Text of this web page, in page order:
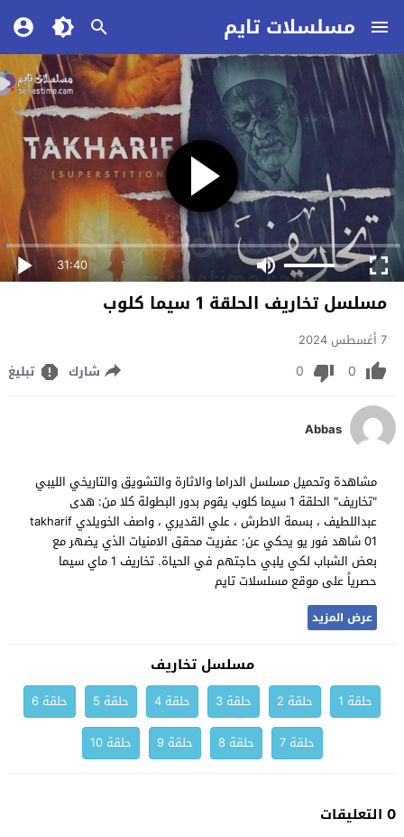
مسلسلات تايم
31:40
مسلسل تخاريف الحلقة 1 سيما كلوب
7 أغسطس 2024
0
0 شارك تبليغ
Abbas
مشاهدة وتحميل مسلسل الدراما والاثارة والتشويق والتاريخي الليبي
"تخاريف" الحلقة 1 سيما كلوب يقوم بدور البطولة كلا من: هدى
عبداللطيف ، بسمة الاطرش ، علي القديري ، واصف الخويلدي takharif
01 شاهد فور يو يحكي عن: عفريت محقق الامنيات الذي يضهر مع
بعض الشباب لكي يلبي حاجتهم في الحياة. تخاريف 1 ماي سيما
حصرياً على موقع مسلسلات تايم
عرض المزيد
مسلسل تخاريف
حلقة 1 حلقة 2 حلقة 3 حلقة 4 حلقة 5
حلقة 6
حلقة 7
حلقة 8 حلقة 9 حلقة 10
0 التعليقات